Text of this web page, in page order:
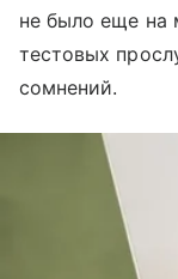
не было еще на
тестовых
сомнений.